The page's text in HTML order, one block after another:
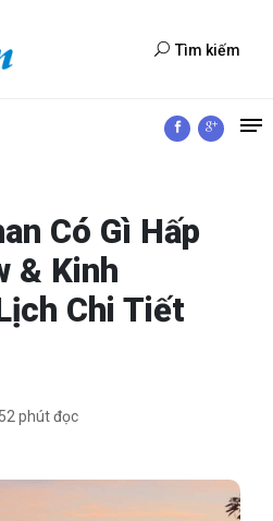
Tìm kiếm
Có Gì Hấp
& Kinh
Chi Tiết
52 phút đọc